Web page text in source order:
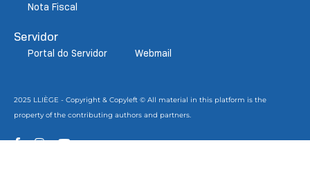
Nota Fiscal
Servidor
Portal do Servidor Webmail
2025 LLIÈGE - Copyright & Copyleft © All material in this platform is the
property of the contributing authors and partners.